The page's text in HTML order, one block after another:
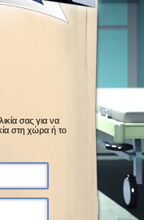
σας για να
στη χώρα ή το